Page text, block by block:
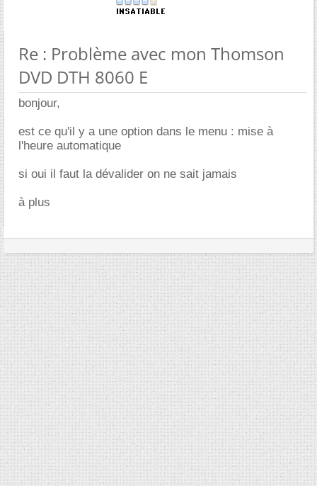
Re : Problème avec mon Thomson
DVD DTH 8060 E
bonjour,
est ce qu'il y a une option dans le menu : mise à
l'heure automatique
si oui il faut la dévalider on ne sait jamais
à plus